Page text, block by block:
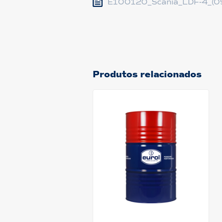
E100120_Scania_LDF-
Produtos relacionados